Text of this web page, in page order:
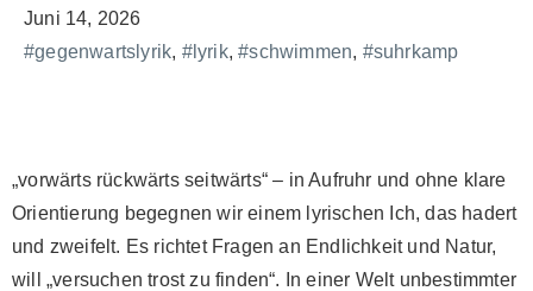
Juni 14, 2026
#gegenwartslyrik, #lyrik,#schwimmen, #suhrkamp
„vorwärts rückwärts seitwärts“ – in Aufruhr und ohne klare
Orientierung begegnen wir einem lyrischen Ich, das hadert
und zweifelt. Es richtet Fragen an Endlichkeit und Natur,
will „versuchen trost zu finden“. In einer Welt unbestimmter